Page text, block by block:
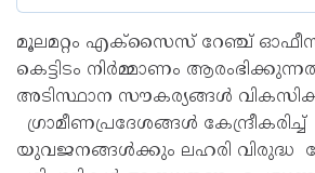
മൂലമറ്റം എക്‌സൈസ് റേഞ്ച്
കെട്ടിടം നിർമ്മാണം
അടിസ്ഥാന സൗകര്യങ്ങൾ
ഗ്രാമീണപ്രദേശങ്ങൾ
യുവജനങ്ങൾക്കും ലഹരി